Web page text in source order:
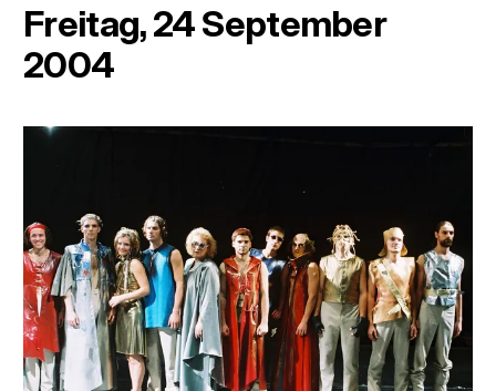
Freitag, 24 September
2004